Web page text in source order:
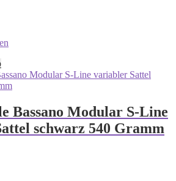
Bassano Modular S-Line
schwarz 540 Gramm